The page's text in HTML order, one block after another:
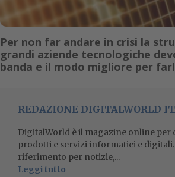
Per non far andare in crisi la
grandi aziende tecnologiche
banda e il modo migliore per
REDAZIONE DIGITALWORLD
DigitalWorld è il magazine online per
prodotti e servizi informatici e
riferimento per notizie,...
Leggi tutto